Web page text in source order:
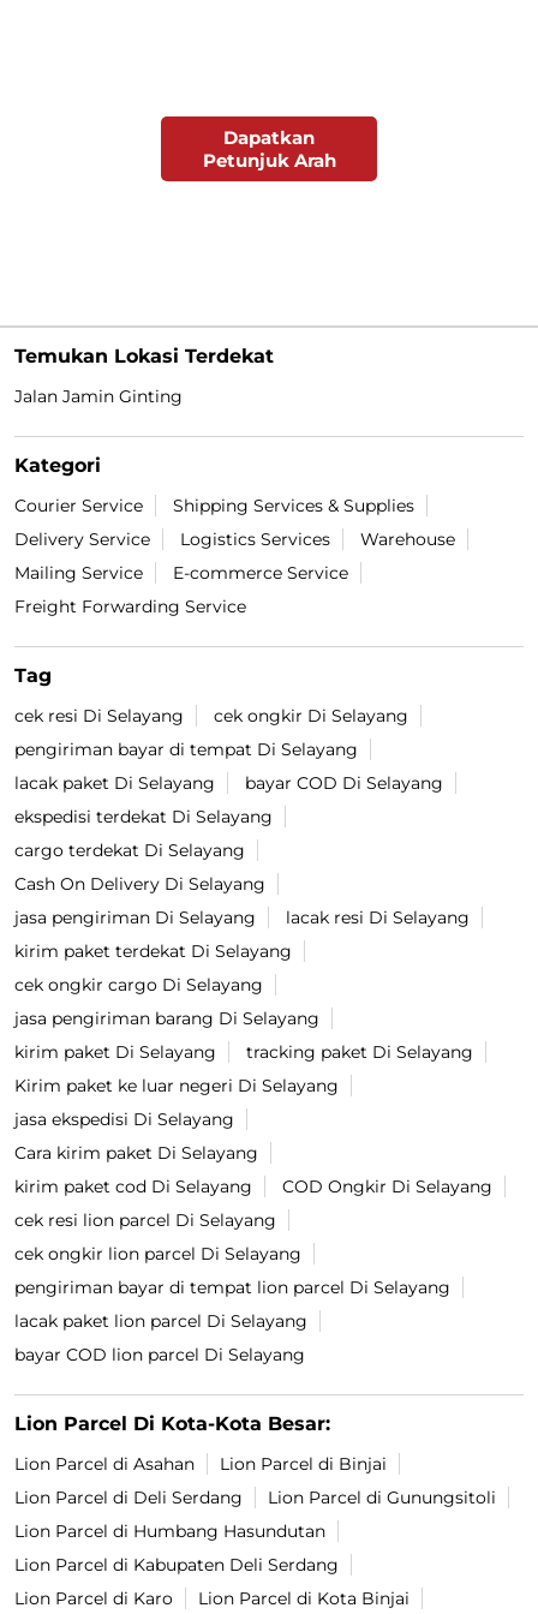
Dapatkan
Petunjuk Arah
Temukan Lokasi Terdekat
Jalan Jamin Ginting
Kategori
Courier Service
Shipping Services & Supplies
Delivery Service
Logistics Services
Warehouse
Mailing Service
E-commerce Service
Freight Forwarding Service
Tag
cek resi Di Selayang
cek ongkir Di Selayang
pengiriman bayar di tempat Di Selayang
lacak paket Di Selayang
bayar COD Di Selayang
ekspedisi terdekat Di Selayang
cargo terdekat Di Selayang
Cash On Delivery Di Selayang
jasa pengiriman Di Selayang
lacak resi Di Selayang
kirim paket terdekat Di Selayang
cek ongkir cargo Di Selayang
jasa pengiriman barang Di Selayang
kirim paket Di Selayang
tracking paket Di Selayang
Kirim paket ke luar negeri Di Selayang
jasa ekspedisi Di Selayang
Cara kirim paket Di Selayang
kirim paket cod Di Selayang
COD Ongkir Di Selayang
cek resi lion parcel Di Selayang
cek ongkir lion parcel Di Selayang
pengiriman bayar di tempat lion parcel Di Selayang
lacak paket lion parcel Di Selayang
bayar COD lion parcel Di Selayang
Lion Parcel Di Kota-Kota Besar:
Lion Parcel di Asahan
Lion Parcel di Binjai
Lion Parcel di Deli Serdang
Lion Parcel di Gunungsitoli
Lion Parcel di Humbang Hasundutan
Lion Parcel di Kabupaten Deli Serdang
Lion Parcel di Karo
Lion Parcel di Kota Binjai